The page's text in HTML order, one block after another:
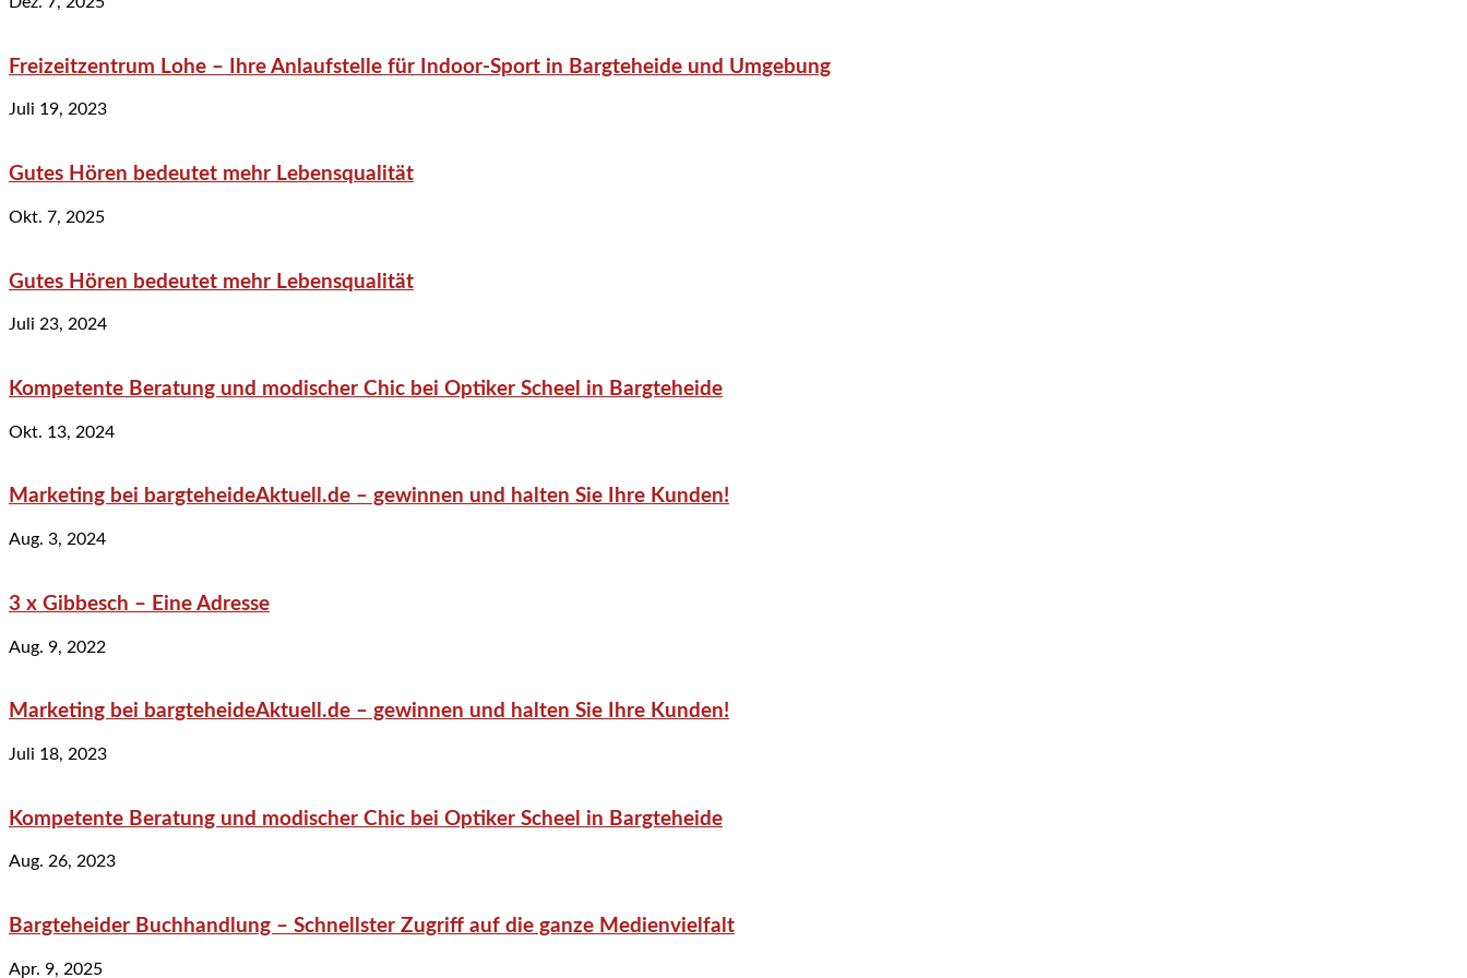
Freizeitzentrum Lohe – Ihre Anlaufstelle für Indoor-Sport in Bargteheide und Umgebung
Juli 19, 2023
Gutes Hören bedeutet mehr Lebensqualität
Okt. 7, 2025
Gutes Hören bedeutet mehr Lebensqualität
Juli 23, 2024
Kompetente Beratung und modischer Chic bei Optiker Scheel in Bargteheide
Okt. 13, 2024
Marketing bei bargteheideAktuell.de – gewinnen und halten Sie Ihre Kunden!
Aug. 3, 2024
3 x Gibbesch – Eine Adresse
Aug. 9, 2022
Marketing bei bargteheideAktuell.de – gewinnen und halten Sie Ihre Kunden!
Juli 18, 2023
Kompetente Beratung und modischer Chic bei Optiker Scheel in Bargteheide
Aug. 26, 2023
Bargteheider Buchhandlung – Schnellster Zugriff auf die ganze Medienvielfalt
Apr. 9, 2025